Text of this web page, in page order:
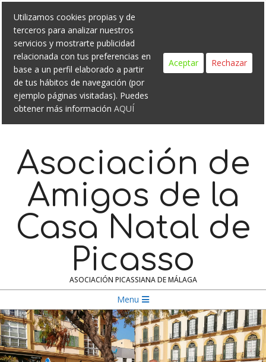
Skip
content
Search
Asociación de
Amigos de la
Casa Natal de
Picasso
ASOCIACIÓN PICASSIANA DE MÁLAGA
Menu
Menu
Utilizamos cookies propias y de
terceros para analizar nuestros
servicios y mostrarte publicidad
relacionada con tus preferencias en
base a un perfil elaborado a partir
de tus hábitos de navegación (por
ejemplo páginas visitadas). Puedes
obtener más información AQUÍ
Aceptar Rechazar